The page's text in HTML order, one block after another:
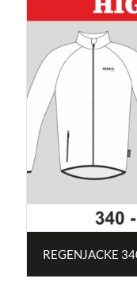
REGENJACKE